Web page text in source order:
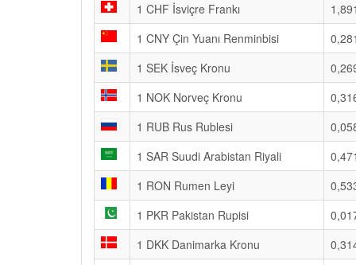
1 CHF İsviçre Frankı
1 CNY Çin Yuanı Renminbisi
1 SEK İsveç Kronu
1 NOK Norveç Kronu
1 RUB Rus Rublesi
1 SAR Suudi Arabistan Riyali
1 RON Rumen Leyi
1 PKR Pakistan Rupisi
1 DKK Danimarka Kronu